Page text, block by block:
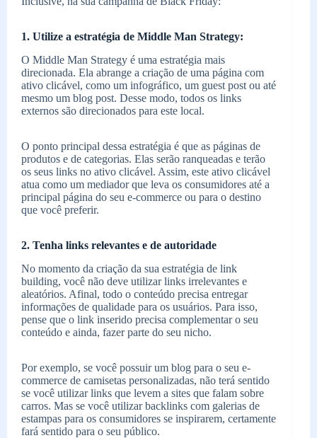
1. Utilize a estratégia de Middle Man Strategy:
O Middle Man Strategy é uma estratégia mais
direcionada. Ela abrange a criação de uma página com
ativo clicável, como um infográfico, um guest post ou até
mesmo um blog post. Desse modo, todos os links
externos são direcionados para este local.
O ponto principal dessa estratégia é que as páginas de
produtos e de categorias. Elas serão ranqueadas e terão
os seus links no ativo clicável. Assim, este ativo clicável
atua como um mediador que leva os consumidores até a
principal página do seu e-commerce ou para o destino
que você preferir.
2. Tenha links relevantes e de autoridade
No momento da criação da sua estratégia de link
building, você não deve utilizar links irrelevantes e
aleatórios. Afinal, todo o conteúdo precisa entregar
informações de qualidade para os usuários. Para isso,
pense que o link inserido precisa complementar o seu
conteúdo e ainda, fazer parte do seu nicho.
Por exemplo, se você possuir um blog para o seu e-
commerce de camisetas personalizadas, não terá sentido
se você utilizar links que levem a sites que falam sobre
carros. Mas se você utilizar backlinks com galerias de
estampas para os consumidores se inspirarem, certamente
fará sentido para o seu público.